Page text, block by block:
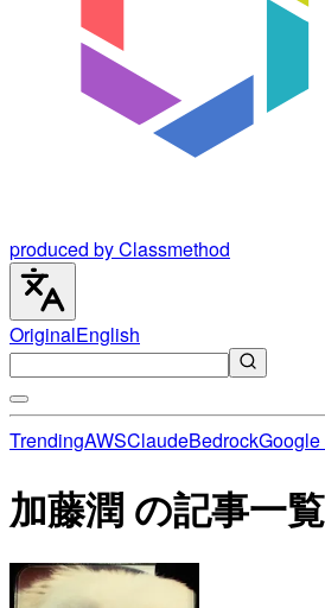
produced by Classmethod
OriginalEnglish
TrendingAWSClaudeBedrock
加藤潤 の記事一覧